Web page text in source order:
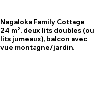
Nagaloka Family Cottage
24 m², deux lits doubles (ou
lits jumeaux), balcon avec
vue montagne/jardin.